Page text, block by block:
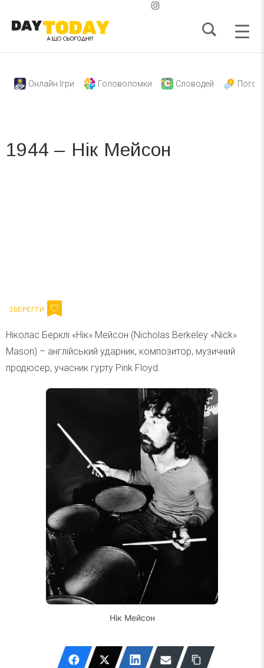
Онлайн Ігри Головоломки Словодей
1944 – Нік Мейсон
Ніколас Берклі «Нік» Мейсон (Nicholas Berkeley «Nick»
Mason) – англійський ударник, композитор, музичний
продюсер, учасник гурту Pink Floyd.
Нік Мейсон